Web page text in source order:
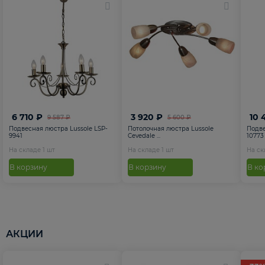
9 587 ₽
6 710 ₽
Подвесная люстра Lussole LSP-
9941
На складе 1 шт
В корзину
5 600 ₽
3 920 ₽
Потолочная люстра Lussole
Cevedale ...
На складе 1 шт
В корзину
10
10773
На
В
АКЦИИ